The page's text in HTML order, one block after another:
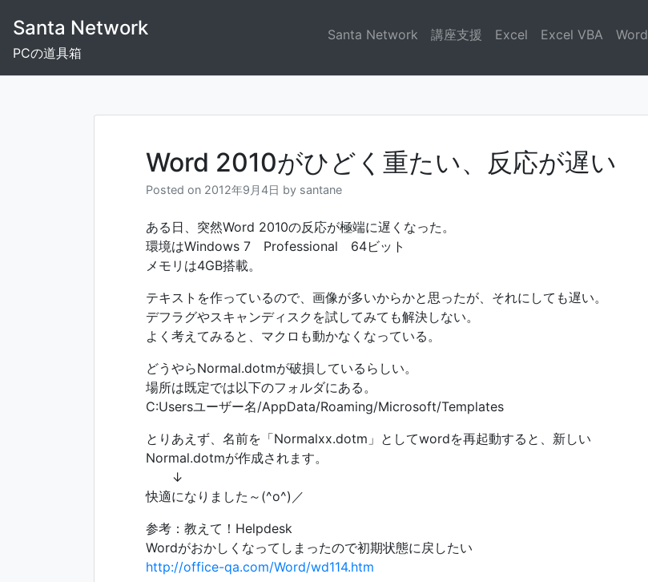
content
Santa Network
PCの道具箱
Santa Network 講座支援 Excel Excel VBA Word
Word 2010がひどく重たい、反応が遅い
Posted on 2012年9月4日 by santane
ある日、突然Word 2010の反応が極端に遅くなった。
環境はWindows 7 Professional 64ビット
メモリは4GB搭載。
テキストを作っているので、画像が多いからかと思ったが、それにしても遅い。
デフラグやスキャンディスクを試してみても解決しない。
よく考えてみると、マクロも動かなくなっている。
どうやらNormal.dotmが破損しているらしい。
場所は既定では以下のフォルダにある。
C:Usersユーザー名/AppData/Roaming/Microsoft/Templates
とりあえず、名前を「Normalxx.dotm」としてwordを再起動すると、新しい
Normal.dotmが作成されます。
↓
快適になりました～(^o^)／
参考：教えて！Helpdesk
Wordがおかしくなってしまったので初期状態に戻したい
http://office-qa.com/Word/wd114.htm